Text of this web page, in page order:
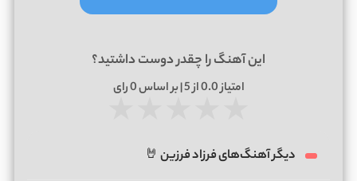
این آهنگ را چقدر دوست داشتید؟
امتیاز0.0از 5 | بر اساس 0رای
دیگر آهنگ‌های فرزاد فرزین 🤘